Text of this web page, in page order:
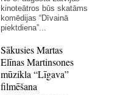
kinoteātros būs skatāms
komēdijas “Dīvainā
piektdiena”...
Sākusies Martas
Elīnas Martinsones
mūzikla “Līgava”
filmēšana